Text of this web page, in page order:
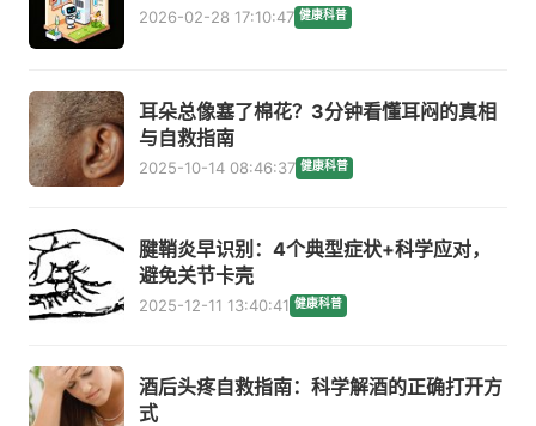
2026-02-28 17:10:47 健康科普
耳朵总像塞了棉花？3分钟看懂耳闷的真相
与自救指南
2025-10-14 08:46:37 健康科普
腱鞘炎早识别：4个典型症状+科学应对，
避免关节卡壳
2025-12-11 13:40:41 健康科普
酒后头疼自救指南：科学解酒的正确打开方
式